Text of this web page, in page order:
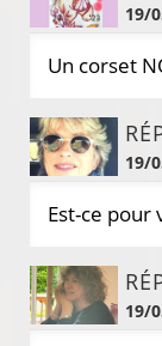
19/
Un corset
19/
Est-ce pour
19/